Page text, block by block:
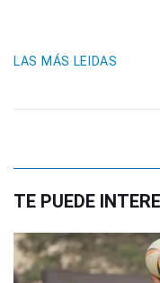
LAS MÁS LEIDAS
TE PUEDE